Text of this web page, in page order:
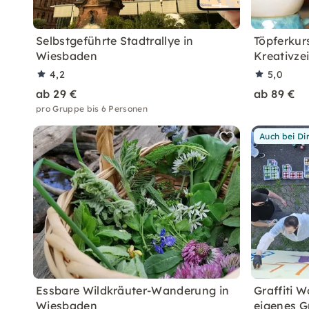
Selbstgeführte Stadtrallye in
Wiesbaden
4,2
ab 29 €
pro Gruppe bis 6 Personen
5,0
ab 89 €
Essbare Wildkräuter-Wanderung in
Wiesbaden
Auch bei Dir
Graffiti
eigenes